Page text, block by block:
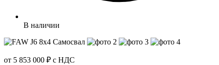
В наличии
от 5 853 000 ₽ с НДС